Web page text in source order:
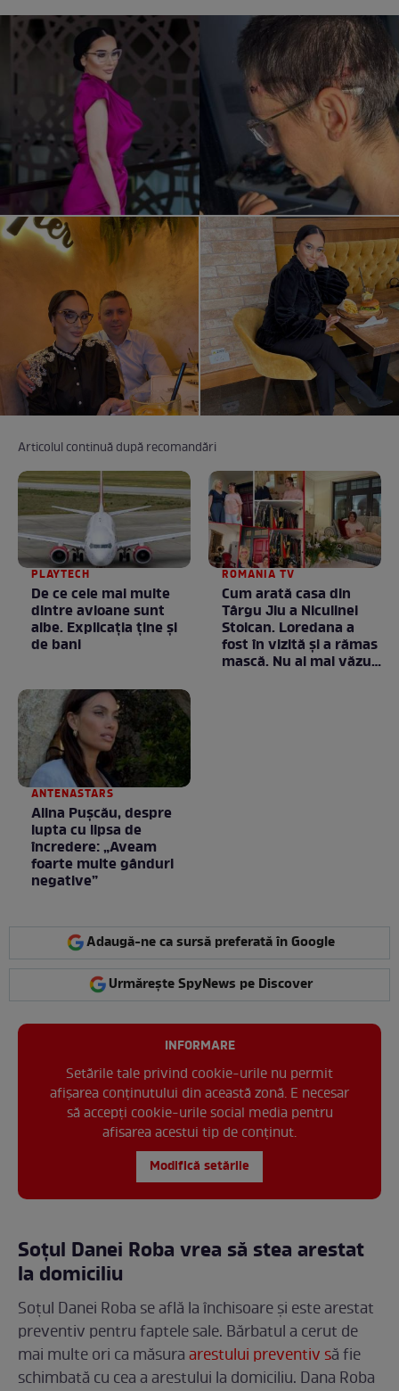
Articolul continuă după recomandări
PLAYTECH
De ce cele mai multe
dintre avioane sunt
albe. Explicația ține și
de bani
ROMANIA TV
Cum arată casa din
Târgu Jiu a Niculinei
Stoican. Loredana a
fost în vizită și a rămas
mască. Nu ai mai văzut
ANTENASTARS
Alina Pușcău, despre
lupta cu lipsa de
încredere: „Aveam
foarte multe gânduri
negative”
Adaugă-ne ca sursă preferată în Google
Urmărește SpyNews pe Discover
INFORMARE
Setările tale privind cookie-urile nu permit
afișarea conținutului din această zonă. E necesar
să accepți cookie-urile social media pentru
afisarea acestui tip de conținut.
Modifică setările
Soțul Danei Roba vrea să stea arestat
la domiciliu
Soțul Danei Roba se află la închisoare și este arestat
preventiv pentru faptele sale. Bărbatul a cerut de
mai multe ori ca măsuraarestului preventiv să fie
schimbată cu cea a arestului la domiciliu. Dana Roba